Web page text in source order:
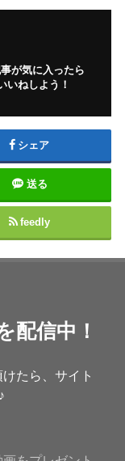
が気に入ったら
いねしよう！
シェア
送る
feedly
配信中！
たら、サイト